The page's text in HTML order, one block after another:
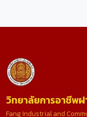
วิทยาลัยการอาชีพฝ
Fang Industrial and